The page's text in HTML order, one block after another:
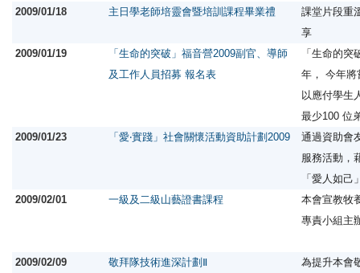
2009/01/18 主日學老師培靈會暨培訓課程畢業禮
課堂片段重
享
2009/01/19
「生命的突破」福音營2009副官、導師
及工作人員招募 報名表
「生命的
年， 今年將
以應付學生
最少100 位
2009/01/23
「愛‧實踐」社會關懷活動資助計劃2009
通過資助會
服務活動，
「愛人如
2009/02/01
一級及二級山藝證書課程
本會宣教牧
專責小組主
2009/02/09 敬拜隊技術進深計劃Ⅱ
為提升本會